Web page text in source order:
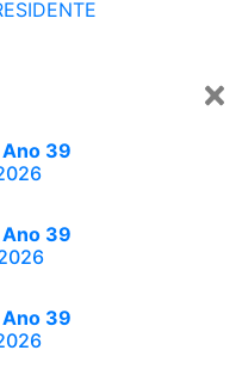
Ano 39
Ano 39
Ano 39